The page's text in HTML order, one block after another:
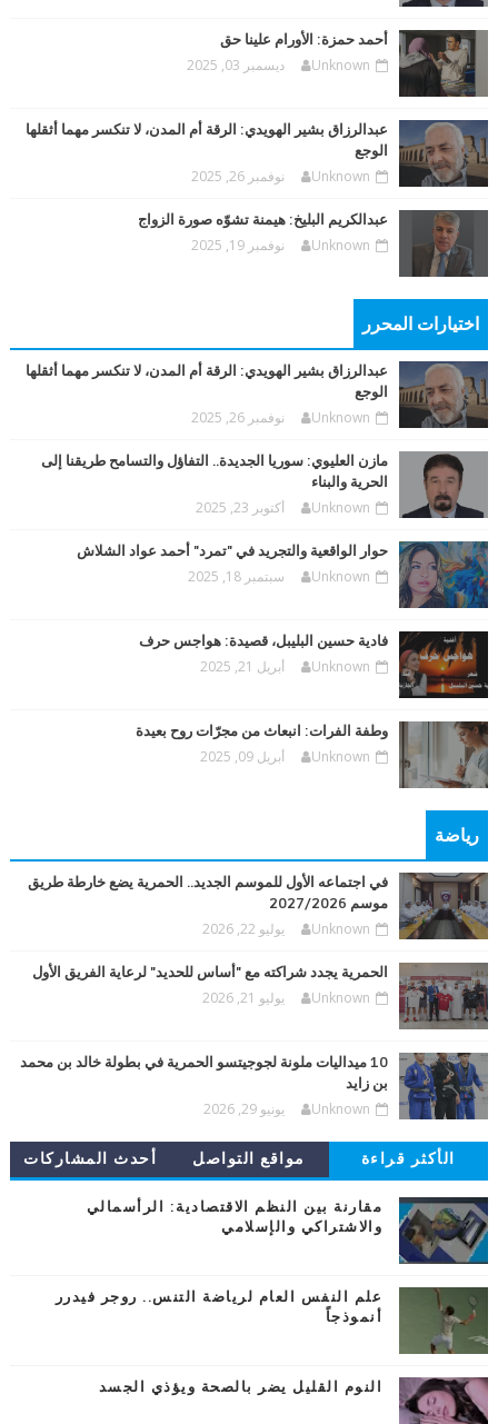
أحمد حمزة: الأورام علينا حق
Unknown ديسمبر 03, 2025
عبدالرزاق بشير الهويدي: الرقة أم المدن، لا تنكسر مهما أثقلها
الوجع
Unknown نوفمبر 26, 2025
عبدالكريم البليخ: هيمنة تشوّه صورة الزواج
Unknown نوفمبر 19, 2025
اختيارات المحرر
عبدالرزاق بشير الهويدي: الرقة أم المدن، لا تنكسر مهما أثقلها
الوجع
Unknown نوفمبر 26, 2025
مازن العليوي: سوريا الجديدة.. التفاؤل والتسامح طريقنا إلى
الحرية والبناء
Unknown أكتوبر 23, 2025
حوار الواقعية والتجريد في "تمرد" أحمد عواد الشلاش
Unknown سبتمبر 18, 2025
فادية حسين البليبل، قصيدة: هواجس حرف
Unknown أبريل 21, 2025
وطفة الفرات: انبعاث من مجرّات روح بعيدة
Unknown أبريل 09, 2025
رياضة
في اجتماعه الأول للموسم الجديد.. الحمرية يضع خارطة طريق
موسم 2027/2026
Unknown يوليو 22, 2026
الحمرية يجدد شراكته مع "أساس للحديد" لرعاية الفريق الأول
Unknown يوليو 21, 2026
10 ميداليات ملونة لجوجيتسو الحمرية في بطولة خالد بن محمد
بن زايد
Unknown يونيو 29, 2026
الأكثر قراءة مواقع التواصل أحدث المشاركات
مقارنة بين النظم الاقتصادية: الرأسمالي
والاشتراكي والإسلامي
علم النفس العام لرياضة التنس.. روجر فيدرر
أنموذجاً
النوم القليل يضر بالصحة ويؤذي الجسد